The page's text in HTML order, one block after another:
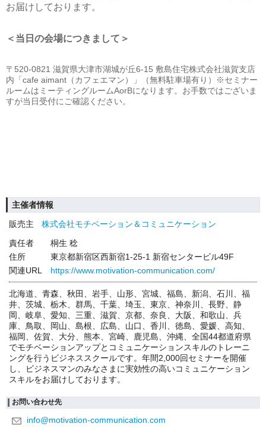
お届けしております。
＜当日の会場につきまして＞
〒520-0821 滋賀県大津市湖城が丘6-15 敷島住宅株式会社滋賀支店
内「cafe aimant（カフェエマン）」（無料駐車場有り）※セミナー
ルームはミーティングルームAorBになります。お手数ではございま
すが当日受付にご確認ください。
主催者情報
販売主
株式会社モチベーション＆コミュニケーション
責任者
桐生 稔
住所
東京都新宿区西新宿1-25-1 新宿センタービル49F
関連URL
https://www.motivation-communication.com/
北海道、青森、秋田、岩手、山形、宮城、福島、新潟、石川、福
井、茨城、栃木、群馬、千葉、埼玉、東京、神奈川、長野、静
岡、岐阜、愛知、三重、滋賀、京都、奈良、大阪、和歌山、兵
庫、鳥取、岡山、島根、広島、山口、香川、徳島、愛媛、高知、
福岡、佐賀、大分、熊本、宮崎、鹿児島、沖縄、全国44都道府県
でモチベーションアップとコミュニケーションスキルのトレーニ
ングを行うビジネススクールです。年間2,000回セミナーを開催
し、ビジネスマンのみなさまに実効性の高いコミュニケーション
スキルをお届けしております。
お問い合わせ先
info@motivation-communication.com